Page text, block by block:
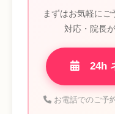
まずはお気軽にご
対応・院長
24h
お電話でのご予